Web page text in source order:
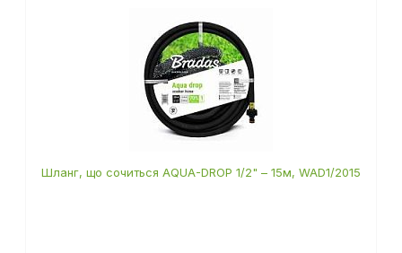
Шланг, що сочиться AQUA-DROP 1/2" – 15м, WAD1/2015